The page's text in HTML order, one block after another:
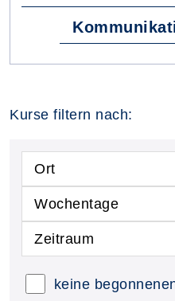
Kurse filtern nach:
Ort
Wochentage
Zeitraum
keine